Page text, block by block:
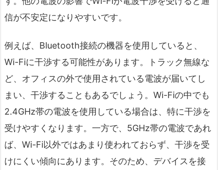
信が不安定になりやすいです。
例えば、Bluetooth接続の機器を使用していると、
Wi-Fiに干渉する可能性があります。トラック無線な
ど、オフィスの外で使用されている電波が届いてし
まい、干渉することもあるでしょう。Wi-Fiの中でも
2.4GHz帯の電波を使用している場合は、特に干渉を
受けやすくなります。一方で、5GHz帯の電波であれ
ば、Wi-Fi以外ではあまり使われておらず、干渉を受
けにくい傾向にあります。そのため、デバイスを接